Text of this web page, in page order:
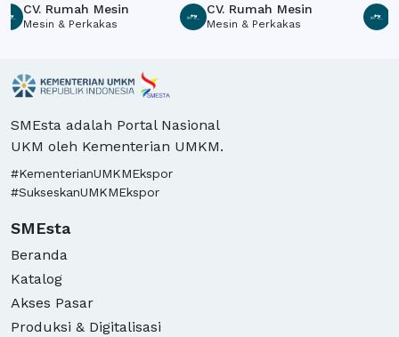
CV. Rumah Mesin
Mesin & Perkakas
CV. Rumah Mesin
Mesin & Perkakas
SMEsta adalah Portal Nasional
UKM oleh Kementerian UMKM.
#KementerianUMKMEkspor
#SukseskanUMKMEkspor
SMEsta
Beranda
Katalog
Akses Pasar
Produksi & Digitalisasi